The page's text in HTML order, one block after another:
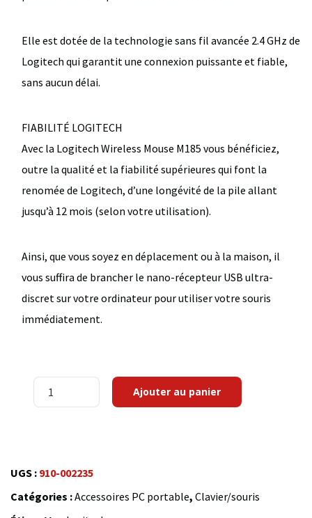
Elle est dotée de la technologie sans fil avancée 2.4 GHz de
Logitech qui garantit une connexion puissante et fiable,
sans aucun délai.
FIABILITÉ LOGITECH
Avec la Logitech Wireless Mouse M185 vous bénéficiez,
outre la qualité et la fiabilité supérieures qui font la
renomée de Logitech, d’une longévité de la pile allant
jusqu’à 12 mois (selon votre utilisation).
Ainsi, que vous soyez en déplacement ou à la maison, il
vous suffira de brancher le nano-récepteur USB ultra-
discret sur votre ordinateur pour utiliser votre souris
immédiatement.
quantité
de
Mouse
M185
Ajouter au panier
UGS : 910-002235
Catégories :Accessoires PC portable, Clavier/souris